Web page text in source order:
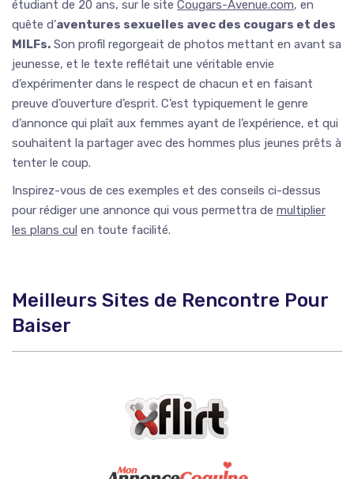
étudiant de 20 ans, sur le site Cougars-Avenue.com, en
quête d’aventures sexuelles avec des cougars et des
MILFs. Son profil regorgeait de photos mettant en avant sa
jeunesse, et le texte reflétait une véritable envie
d’expérimenter dans le respect de chacun et en faisant
preuve d’ouverture d’esprit. C’est typiquement le genre
d’annonce qui plaît aux femmes ayant de l’expérience, et qui
souhaitent la partager avec des hommes plus jeunes prêts à
tenter le coup.
Inspirez-vous de ces exemples et des conseils ci-dessus
pour rédiger une annonce qui vous permettra de multiplier
les plans cul en toute facilité.
Meilleurs Sites de Rencontre Pour
Baiser